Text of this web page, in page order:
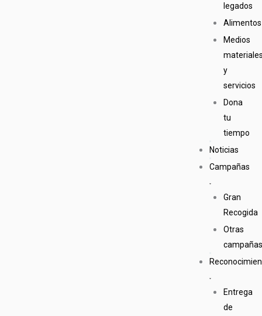
legados
Alimentos
Medios
y
servicios
Dona
tu
tiempo
Noticias
Campañas
Gran
Recogida
Otras
Entrega
de